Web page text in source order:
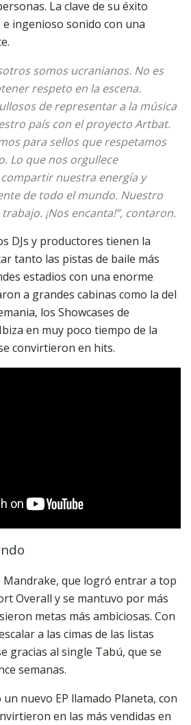
La clave de su éxito
ingenioso sonido con una
somos ucranianos. No es
respeto en la escena.
de representar a la música
país con el proyecto Artbat.
para sellos que respetamos
Lo que nos orgullece
nuestra energía y
de todo el mundo. Nuestro
¡Nos encanta!”, contaron.
DJs y productores tienen la
tanto las pistas de baile más
estadios con una enorme
a grandes cabinas como la del
los Showcases de
en muy poco tiempo de la
convirtieron en hits.
Mandrake, que logró entrar a top
Overall y se mantuvo por más
metas más ambiciosas. Con
a las cimas de las listas
gracias al single Tabú, que se
semanas.
nuevo EP llamado Planeta, con
en las más vendidas en